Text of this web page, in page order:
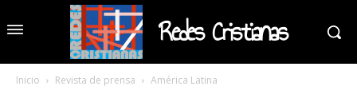
Redes Cristianas
Inicio Revista de prensa América Latina